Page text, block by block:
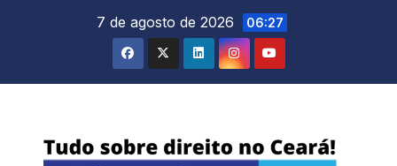
7 de agosto de 2026 06:27